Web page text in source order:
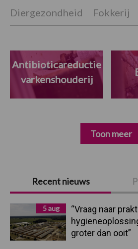
Primaire
Sidebar
Recent nieuws
5 aug
“Vraag naar
groter dan ooit”
Diergezondheid Fokkerij
Antibioticareductie
varkenshouderij
Toon meer